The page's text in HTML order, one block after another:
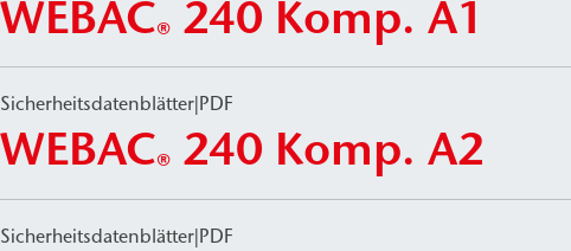
WEBAC® 240 Komp. A1
Sicherheitsdatenblätter PDF
WEBAC® 240 Komp. A2
Sicherheitsdatenblätter|PDF